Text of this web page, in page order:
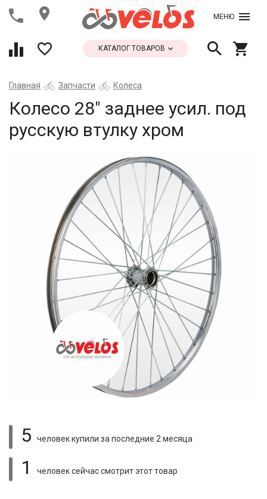
МЕНЮ
КАТАЛОГ ТОВАРОВ
Главная Запчасти Колеса
Колесо 28" заднее усил. под
русскую втулку хром
5 человек купили за последние 2 месяца
1 человек сейчас смотритэтот товар